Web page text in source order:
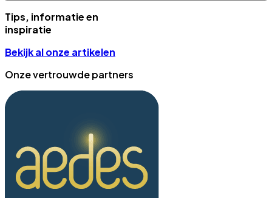
Tips, informatie en
inspiratie
Bekijk al onze artikelen
Onze vertrouwde partners